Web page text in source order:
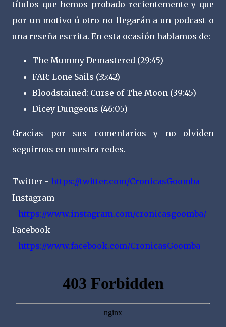
títulos que hemos probado recientemente y que
por un motivo ú otro no llegarán a un podcast o
una reseña escrita. En esta ocasión hablamos de:
The Mummy Demastered (29:45)
FAR: Lone Sails (35:42)
Bloodstained: Curse of The Moon (39:45)
Dicey Dungeons (46:05)
Gracias por sus comentarios y no olviden
seguirnos en nuestra redes.
Twitter - https://twitter.com/CronicasGoomba
Instagram
- https://www.instagram.com/cronicasgoomba/
Facebook
- https://www.facebook.com/CronicasGoomba